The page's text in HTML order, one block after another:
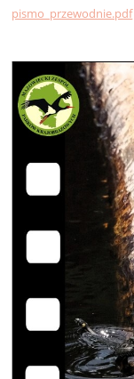
pismo_przewodnie.pdf